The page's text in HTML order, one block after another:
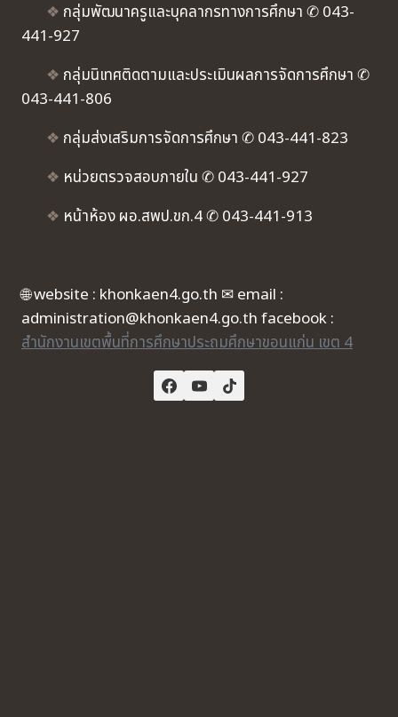
❖ กลุ่มพัฒนาครูและบุคลากรทางการศึกษา ✆ 043-
441-927
❖ กลุ่มนิเทศติดตามและประเมินผลการจัดการศึกษา ✆
043-441-806
❖ กลุ่มส่งเสริมการจัดการศึกษา ✆ 043-441-823
❖ หน่วยตรวจสอบภายใน ✆ 043-441-927
❖ หน้าห้อง ผอ.สพป.ขก.4 ✆ 043-441-913
🌐 website : khonkaen4.go.th ✉ email :
administration@khonkaen4.go.th facebook :
สำนักงานเขตพื้นที่การศึกษาประถมศึกษาขอนแก่น เขต 4